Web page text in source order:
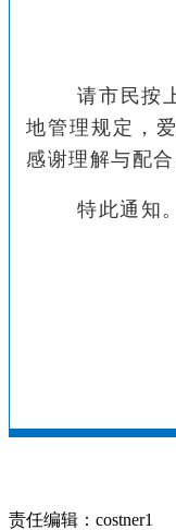
请市民按
地管理规定，
感谢理解与配合
特此通知。
责任编辑：costner1